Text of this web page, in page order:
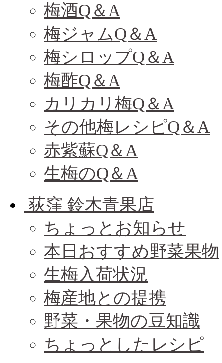
梅酒Q＆A
梅ジャムQ＆A
梅シロップQ＆A
梅酢Q＆A
カリカリ梅Q＆A
その他梅レシピQ＆A
赤紫蘇Q＆A
生梅のQ＆A
荻窪 鈴木青果店
ちょっとお知らせ
本日おすすめ野菜果物
生梅入荷状況
梅産地との提携
野菜・果物の豆知識
ちょっとしたレシピ